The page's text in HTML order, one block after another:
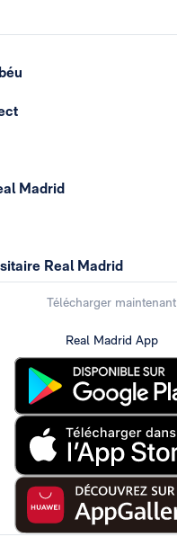
Madrid
Real Madrid
Télécharger maintenant
Real Madrid App